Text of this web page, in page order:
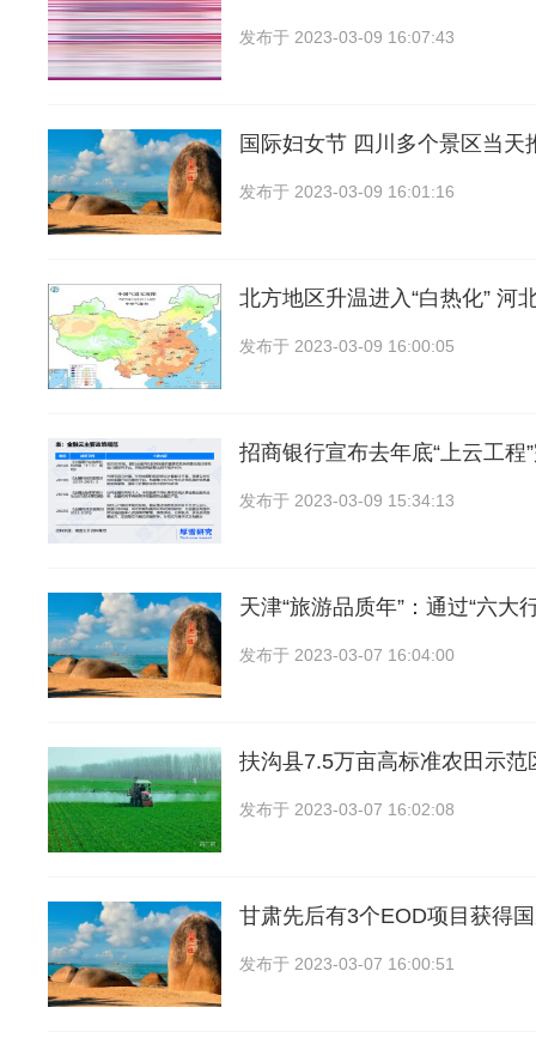
发布于 2023-03-09 16:07:43
国际妇女节 四川多个景区当天
发布于 2023-03-09 16:01:16
北方地区升温进入“白热化” 河
发布于 2023-03-09 16:00:05
招商银行宣布去年底“上云工程
发布于 2023-03-09 15:34:13
天津“旅游品质年”：通过“六大
发布于 2023-03-07 16:04:00
扶沟县7.5万亩高标准农田示范
发布于 2023-03-07 16:02:08
甘肃先后有3个EOD项目获得
发布于 2023-03-07 16:00:51